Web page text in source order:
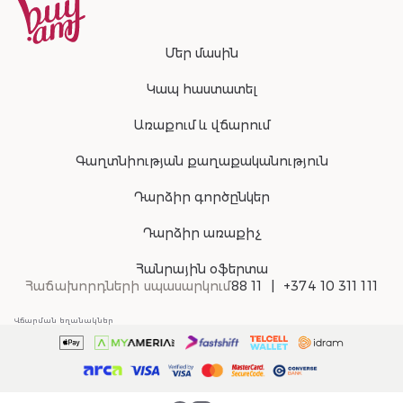
Մեր մասին
Կապ հաստատել
Առաքում և վճարում
Գաղտնիության քաղաքականություն
Դարձիր գործընկեր
Դարձիր առաքիչ
Հանրային օֆերտա
Հաճախորդների սպասարկում88 11 +374 10 311 111
Վճարման եղանակներ